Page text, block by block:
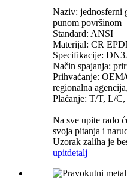
Naziv: jednosferni
punom površinom
Standard: ANSI
Materijal: CR
Specifikacije:
Način spajanja:
Prihvaćanje:
regionalna agencija,
Plaćanje: T/T, L/C,
Na sve upite rado
svoja pitanja i
Uzorak zaliha je
upitdetalj